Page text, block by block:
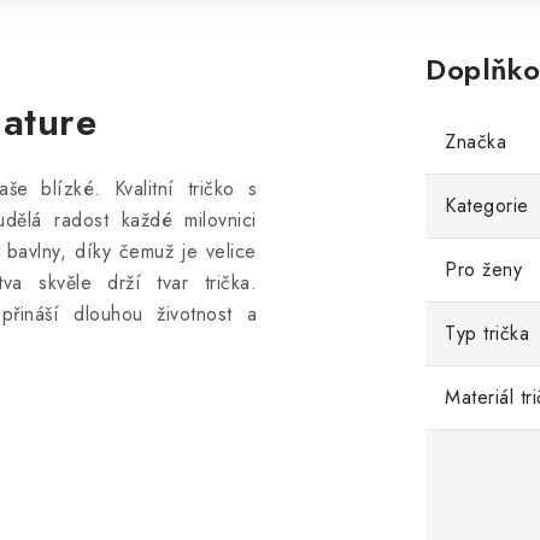
blízké. Kvalitní tričko s
radost každé milovnici
díky čemuž je velice
skvěle drží tvar trička.
dlouhou životnost a
Značka
Kategorie
Pro ženy
Typ trička
Materiál